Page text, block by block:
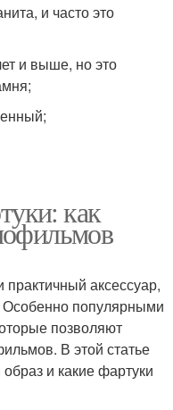
и часто это
и выше, но это
как
практичный аксессуар,
Особенно популярными
позволяют
В этой статье
и какие фартуки